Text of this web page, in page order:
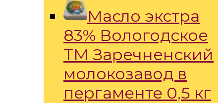
Масло экстра
83% Вологодское
ТМ Заречненский
молокозавод в
пергаменте 0,5 кг